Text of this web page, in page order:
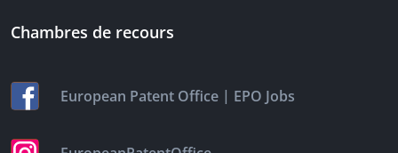
Chambres de recours
European Patent Office | EPO Jobs